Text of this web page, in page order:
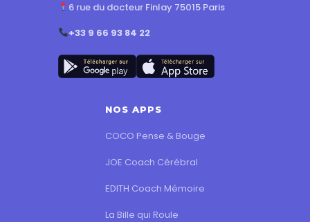
6 rue du docteur Finlay 75015 Paris
+33 9 66 93 84 22
NOS APPS
COCO Pense & Bouge
JOE Coach Cérébral
EDITH Coach Mémoire
La Bille qui Roule